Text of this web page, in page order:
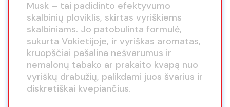
Musk – tai padidinto efektyvumo
skalbinių ploviklis, skirtas vyriškiems
skalbiniams. Jo patobulinta formulė,
sukurta Vokietijoje, ir vyriškas aromatas,
kruopščiai pašalina nešvarumus ir
nemalonų tabako ar prakaito kvapą nuo
vyriškų drabužių, palikdami juos švarius ir
diskretiškai kvepiančius.